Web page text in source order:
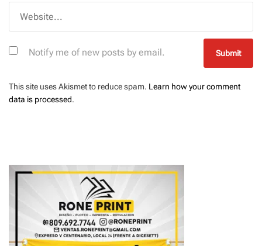
Notify me of new posts by email.
This site uses Akismet to reduce spam. Learn how your comment
data is processed.